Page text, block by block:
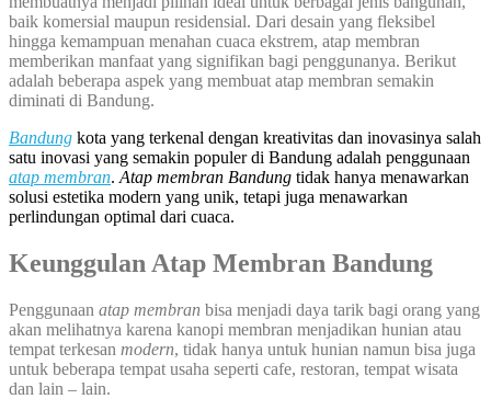
baik komersial maupun residensial. Dari desain yang fleksibel
hingga kemampuan menahan cuaca ekstrem, atap membran
memberikan manfaat yang signifikan bagi penggunanya. Berikut
adalah beberapa aspek yang membuat atap membran semakin
diminati di Bandung.
Bandung kota yang terkenal dengan kreativitas dan inovasinya salah
satu inovasi yang semakin populer di Bandung adalah penggunaan
atap membran. Atap membran Bandung tidak hanya menawarkan
solusi estetika modern yang unik, tetapi juga menawarkan
perlindungan optimal dari cuaca.
Keunggulan Atap Membran Bandung
Penggunaan atap membran bisa menjadi daya tarik bagi orang yang
akan melihatnya karena kanopi membran menjadikan hunian atau
tempat terkesan modern, tidak hanya untuk hunian namun bisa juga
untuk beberapa tempat usaha seperti cafe, restoran, tempat wisata
dan lain – lain.